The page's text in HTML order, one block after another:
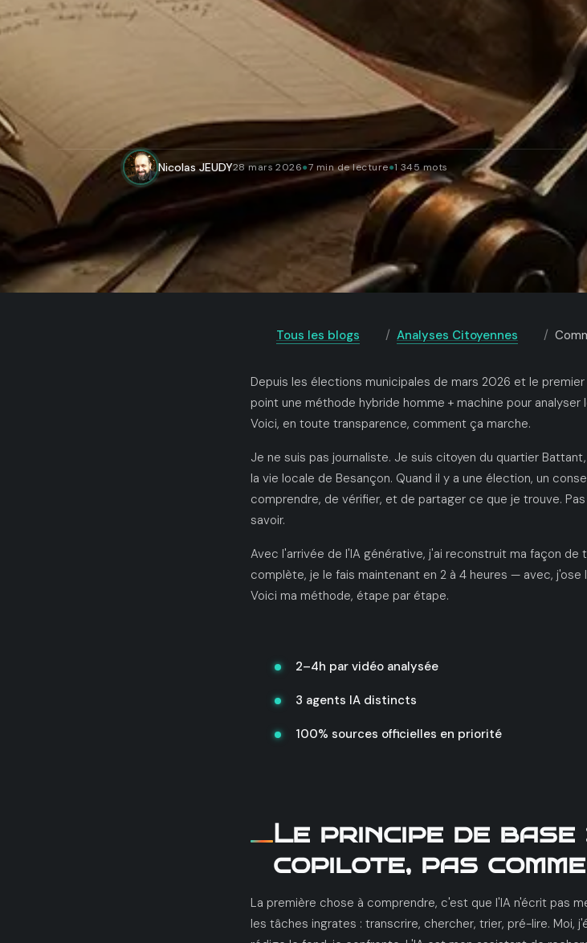
Nicolas JEUDY28 mars 2026●7 min de lecture●1 345 mots
Tous les blogs Analyses Citoyennes
Depuis les élections municipales de mars 2026 et le
point une méthode hybride homme + machine pour
Voici, en toute transparence, comment ça marche.
Je ne suis pas journaliste. Je suis citoyen du quartier
la vie locale de Besançon. Quand il y a une élection, un
comprendre, de vérifier, et de partager ce que je trouve.
savoir.
Avec l'arrivée de l'IA générative, j'ai reconstruit ma façon de
complète, je le fais maintenant en 2 à 4 heures — avec,
Voici ma méthode, étape par étape.
2–4h par vidéo analysée
3 agents IA distincts
100% sources officielles en priorité
Le principe de base
copilote, pas
La première chose à comprendre, c'est que l'IA n'écrit pas
les tâches ingrates : transcrire, chercher, trier, pré-lire. Moi,